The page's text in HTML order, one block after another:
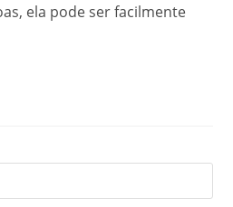
ela pode ser facilmente